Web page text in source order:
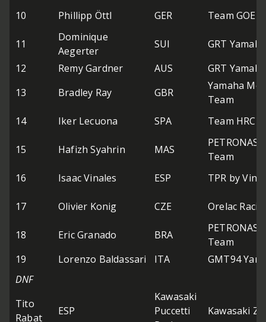
10
Phillipp Öttl GER Team
11
Dominique
Aegerter
SUI
GRT
12
Remy Gardner AUS
GRT
13
Bradley Ray GBR
Yamaha
Team
14
Iker Lecuona SPA Team HRC
15 Hafizh Syahrin MAS
PETRONAS
Team
16
Isaac Vinales ESP TPR by
17 Olivier Konig CZE Orelac
18 Eric Granado BRA
PETRONAS
Team
19
Lorenzo Baldassari ITA
GMT94
DNF
Tito
Rabat
ESP
Kawasaki
Puccetti
Kawasaki